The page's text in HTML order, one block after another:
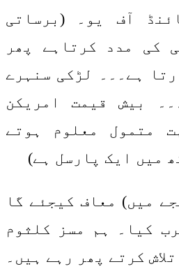
آف یو۔ (برساتی
کی مدد کرتاہے پھر
ہے۔۔۔ لڑکی سنہرے
بیش قیمت امریکن
متمول معلوم ہوتے
میں ایک پارسل ہے)
میں) معاف کیجئے گا
کیا۔ ہم مسز کلثوم
کرتے پھر رہے ہیں۔